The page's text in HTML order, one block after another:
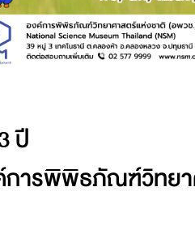
ปี
ารพิพิธภัณฑ์วิทยา